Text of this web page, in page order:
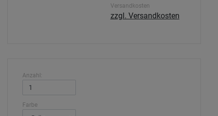
Versandkosten
zzgl. Versandkosten
Anzahl:
Farbe